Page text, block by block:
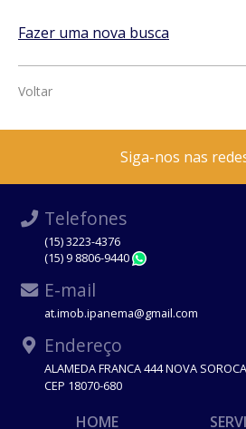
Fazer uma nova busca
Voltar
Siga-nos nas
Telefones
(15) 3223-4376
(15) 9 8806-9440
E-mail
at.imob.ipanema@gmail.com
Endereço
ALAMEDA FRANCA 444 NOVA
CEP 18070-680
HOME